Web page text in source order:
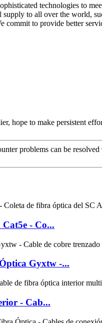
technologies to
to all over the world,
to provide better
hope to make persistent
problems can be
- Co...
Gyxtw -...
- Cab...